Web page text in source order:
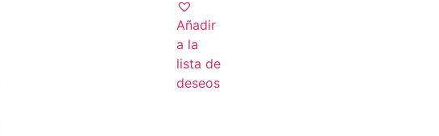
Añadir
a la
lista de
deseos